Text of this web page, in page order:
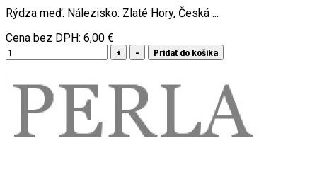
Rýdza meď. Nálezisko: Zlaté Hory, Česká ...
Cena bez DPH: 6,00 €